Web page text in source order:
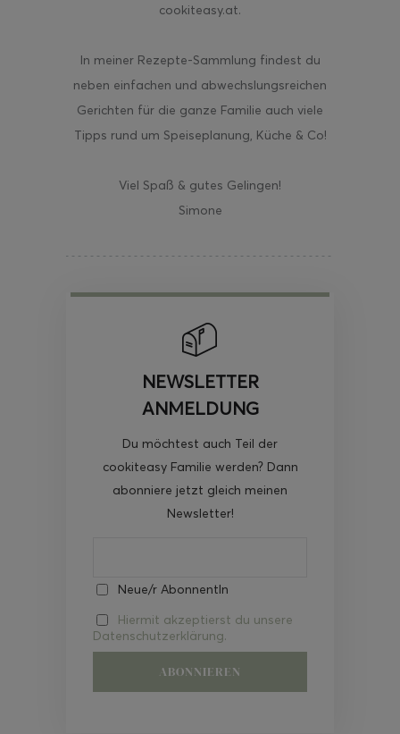
cookiteasy.at.
In meiner Rezepte-Sammlung findest du
neben einfachen und abwechslungsreichen
Gerichten für die ganze Familie auch viele
Tipps rund um Speiseplanung, Küche & Co!
Viel Spaß & gutes Gelingen!
Simone
NEWSLETTER
ANMELDUNG
Du möchtest auch Teil der
cookiteasy Familie werden? Dann
abonniere jetzt gleich meinen
Newsletter!
Neue/r AbonnentIn
Hiermit akzeptierst du unsere
Datenschutzerklärung.